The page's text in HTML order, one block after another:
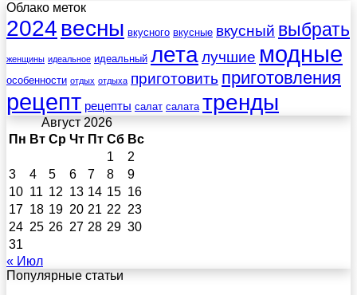
Облако меток
2024 весны вкусного вкусные вкусный выбрать
женщины идеальное идеальный леталучшие модные
особенности отдых отдыха приготовить приготовления
рецепт рецепты салат салата тренды
Август 2026
Пн Вт Ср Чт Пт Сб Вс
1
2
3
4 5 6 7 8
9
10 11 12 13 14 15 16
17 18 19 20 21 22 23
24 25 26 27 28 29 30
31
« Июл
Популярные статьи